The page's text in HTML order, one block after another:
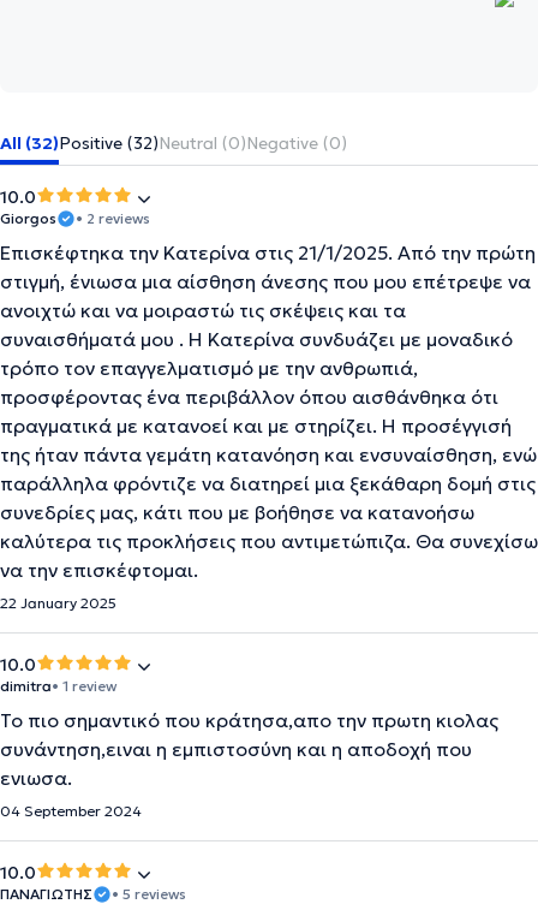
All (32)Positive (32)Neutral (0)Negative (0)
10.0
Giorgos • 2 reviews
Επισκέφτηκα την Κατερίνα στις 21/1/2025. Από την πρώτη
στιγμή, ένιωσα μια αίσθηση άνεσης που μου επέτρεψε να
ανοιχτώ και να μοιραστώ τις σκέψεις και τα
συναισθήματά μου . Η Κατερίνα συνδυάζει με μοναδικό
τρόπο τον επαγγελματισμό με την ανθρωπιά,
προσφέροντας ένα περιβάλλον όπου αισθάνθηκα ότι
πραγματικά με κατανοεί και με στηρίζει. Η προσέγγισή
της ήταν πάντα γεμάτη κατανόηση και ενσυναίσθηση, ενώ
παράλληλα φρόντιζε να διατηρεί μια ξεκάθαρη δομή στις
συνεδρίες μας, κάτι που με βοήθησε να κατανοήσω
καλύτερα τις προκλήσεις που αντιμετώπιζα. Θα συνεχίσω
να την επισκέφτομαι.
22 January 2025
10.0
dimitra• 1 review
Το πιο σημαντικό που κράτησα,απο την πρωτη κιολας
συνάντηση,ειναι η εμπιστοσύνη και η αποδοχή που
ενιωσα.
04 September 2024
10.0
ΠΑΝΑΓΙΩΤΗΣ • 5 reviews